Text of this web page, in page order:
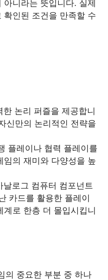
니라는 뜻입니다. 실제
확인된 조건을 만족할 수
한 논리 퍼즐을 제공합니
신만의 논리적인 전략을
플레이나 협력 플레이를
임의 재미와 다양성을 높
날로그 컴퓨터 컴포넌트
카드를 활용한 플레이
계로 한층 더 몰입시킵니
의 중요한 부분 중 하나